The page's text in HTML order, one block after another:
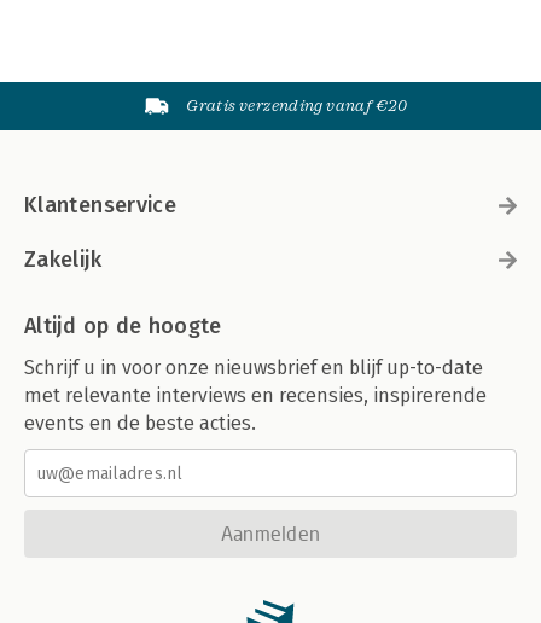
Gratis verzending vanaf €20
Klantenservice
Zakelijk
Altijd op de hoogte
Schrijf u in voor onze nieuwsbrief en blijf up-to-date
met relevante interviews en recensies, inspirerende
events en de beste acties.
Aanmelden